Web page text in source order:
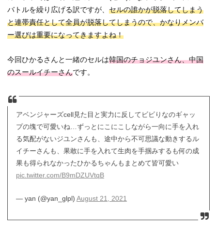
バトルを繰り広げる訳ですが、セルの誰かが脱落してしまう
と連帯責任として全員が脱落してしまうので、かなりメンバ
ー選びは重要になってきますよね！
今回ひかるさんと一緒のセルは韓国のチョジユンさん、中国
のスールイチーさんです。
アベンジャーズcell見た目と実力に反してビビりなのギャッ
プの塊で可愛いね…ずっとにこにこしながら一向に手を入れ
る気配がないジユンさんも、途中から不可思議な動きするル
イチーさんも、果敢に手を入れて生肉を手掴みするも何の成
果も得られなかったひかるちゃんもまとめて皆可愛い
pic.twitter.com/B9mDZUVtqB
— yan (@yan_glpl) August 21, 2021